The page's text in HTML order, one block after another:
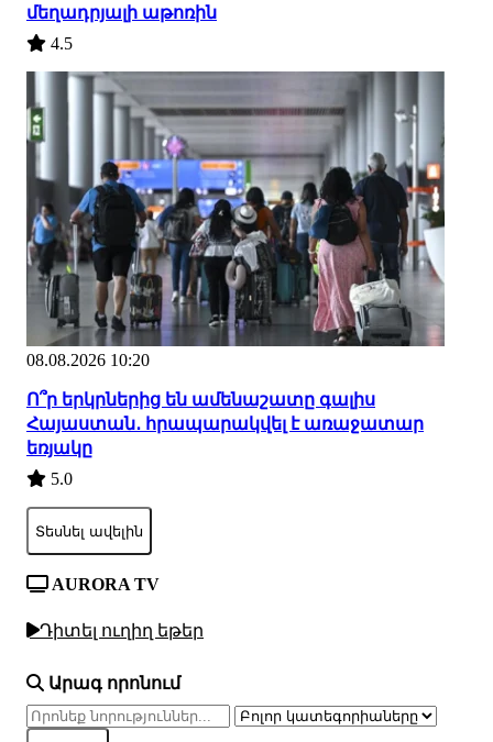
մեղադրյալի աթոռին
4.5
08.08.2026 10:20
Ո՞ր երկրներից են ամենաշատը գալիս
Հայաստան․ հրապարակվել է առաջատար
եռյակը
5.0
Տեսնել ավելին
AURORA TV
Դիտել ուղիղ եթեր
Արագ որոնում